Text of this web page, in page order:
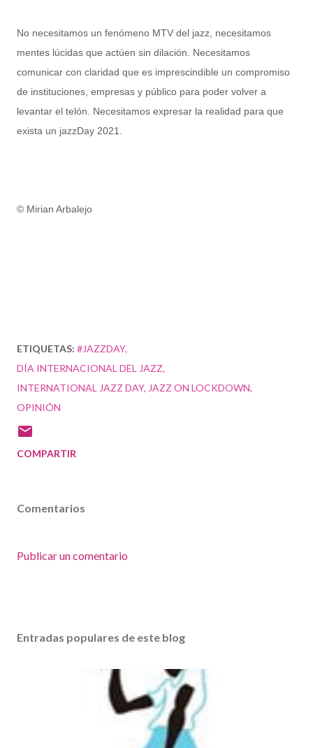
No necesitamos un fenómeno MTV del jazz, necesitamos
mentes lúcidas que actúen sin dilación. Necesitamos
comunicar con claridad que es imprescindible un compromiso
de instituciones, empresas y público para poder volver a
levantar el telón. Necesitamos expresar la realidad para que
exista un jazzDay 2021.
© Mirian Arbalejo
ETIQUETAS: #JAZZDAY
DÍA INTERNACIONAL DEL JAZZ
INTERNATIONAL JAZZ DAY JAZZ ON LOCKDOWN
OPINIÓN
COMPARTIR
Comentarios
Publicar un comentario
Entradas populares de este blog